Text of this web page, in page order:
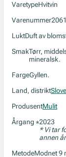
VaretypeHvitvin
Varenummer
LuktDuft av
SmakTørr,
mineralsk.
FargeGyllen.
Land, distrikt
ProdusentMulit
Årgang *2023
* Vi tar
annen
MetodeModnet 9